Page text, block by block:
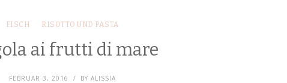
FISCH RISOTTO UND PASTA
ai frutti di mare
FEBRUAR 3, 2016 BY ALISSIA